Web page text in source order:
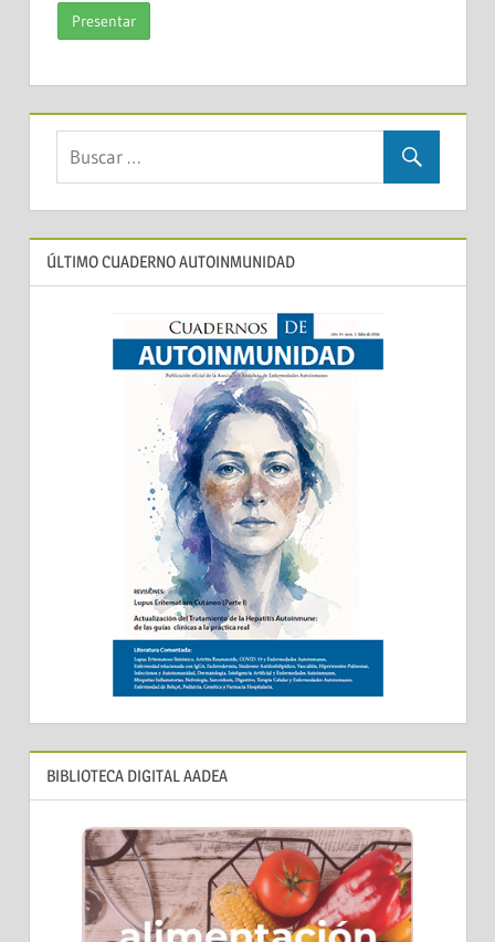
ÚLTIMO CUADERNO AUTOINMUNIDAD
BIBLIOTECA DIGITAL AADEA